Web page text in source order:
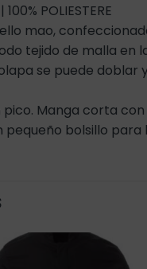
POLIESTERE
mao,
tejido de malla en
se puede
Manga corta
bolsillo